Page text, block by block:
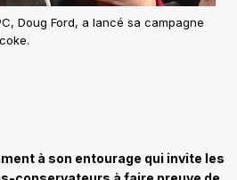
Doug Ford, a lancé sa campagne
à son entourage qui invite les